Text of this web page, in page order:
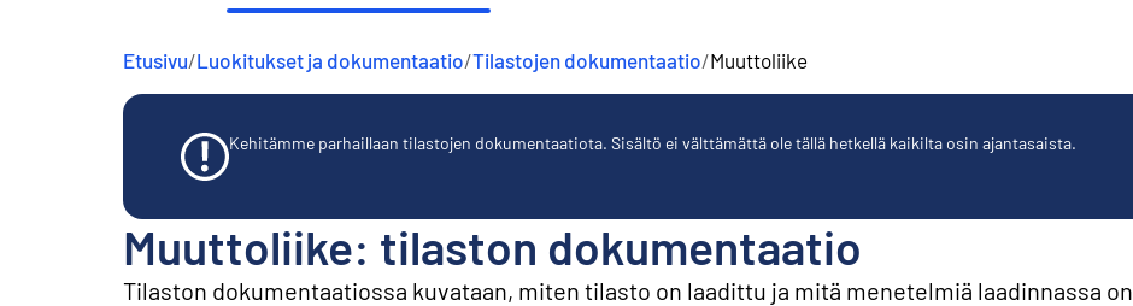
Etusivu/Luokitukset ja dokumentaatio/Tilastojen dokumentaatio/Muuttoliike
Kehitämme parhaillaan tilastojen dokumentaatiota. Sisältö ei välttämättä ole tällä hetkellä kaikilta osin ajantasaista.
Muuttoliike: tilaston dokumentaatio
Tilaston dokumentaatiossa kuvataan, miten tilasto on laadittu ja mitä menetelmiä laadinnassa on